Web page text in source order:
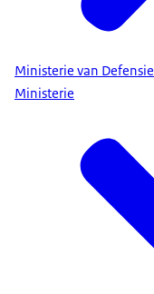
Ministerie van Defensie
Ministerie